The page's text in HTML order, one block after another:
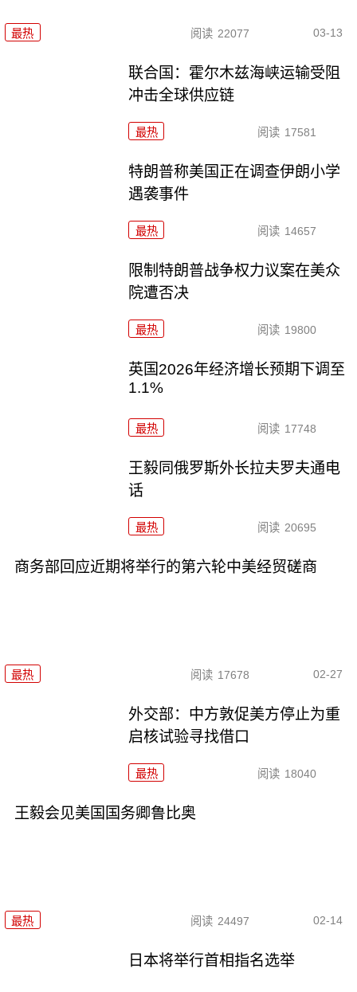
最热 阅读 22077 03-13
联合国：霍尔木兹海峡运输受阻
冲击全球供应链
最热 阅读 17581
特朗普称美国正在调查伊朗小学
遇袭事件
最热 阅读 14657
限制特朗普战争权力议案在美众
院遭否决
最热 阅读 19800
英国2026年经济增长预期下调至
1.1%
最热 阅读 17748
王毅同俄罗斯外长拉夫罗夫通电
话
最热 阅读 20695
商务部回应近期将举行的第六轮中美经贸磋商
最热 阅读 17678 02-27
外交部：中方敦促美方停止为重
启核试验寻找借口
最热 阅读 18040
王毅会见美国国务卿鲁比奥
最热 阅读 24497 02-14
日本将举行首相指名选举